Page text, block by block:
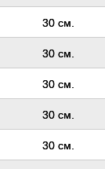
30 см.
30 см.
30 см.
30 см.
30 см.